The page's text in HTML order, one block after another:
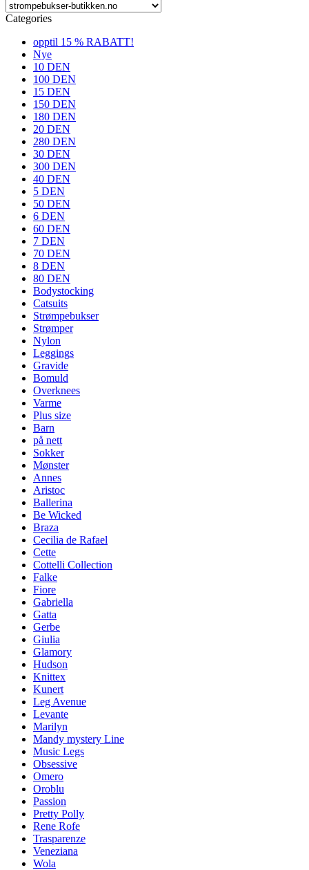
Categories
opptil 15 % RABATT!
Nye
10 DEN
100 DEN
15 DEN
150 DEN
180 DEN
20 DEN
280 DEN
30 DEN
300 DEN
40 DEN
5 DEN
50 DEN
6 DEN
60 DEN
7 DEN
70 DEN
8 DEN
80 DEN
Bodystocking
Catsuits
Strømpebukser
Strømper
Nylon
Leggings
Gravide
Bomuld
Overknees
Varme
Plus size
Barn
på nett
Sokker
Mønster
Annes
Aristoc
Ballerina
Be Wicked
Braza
Cecilia de Rafael
Cette
Cottelli Collection
Falke
Fiore
Gabriella
Gatta
Gerbe
Giulia
Glamory
Hudson
Knittex
Kunert
Leg Avenue
Levante
Marilyn
Mandy mystery Line
Music Legs
Obsessive
Omero
Oroblu
Passion
Pretty Polly
Rene Rofe
Trasparenze
Veneziana
Wola